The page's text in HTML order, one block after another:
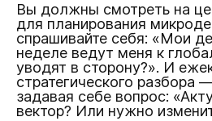
Вы должны смотреть на
для планирования
спрашивайте себя: «Мои
неделе ведут меня к
уводят в сторону?». И
стратегического разбора
задавая себе вопрос:
вектор? Или нужно